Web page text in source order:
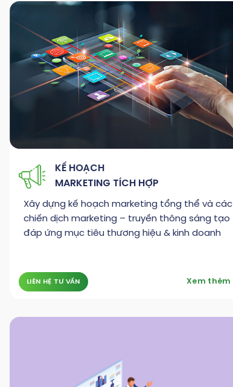
KẾ HOẠCH
MARKETING TÍCH HỢP
Xây dựng kế hoạch marketing tổng thể và các
chiến dịch marketing – truyền thông sáng tạo
đáp ứng mục tiêu thương hiệu & kinh doanh
LIÊN HỆ TƯ VẤN Xem thêm